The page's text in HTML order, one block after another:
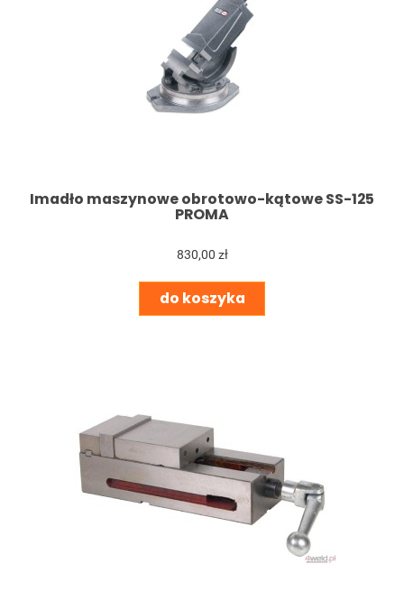
Imadło maszynowe obrotowo-kątowe SS-125
PROMA
830,00 zł
do koszyka